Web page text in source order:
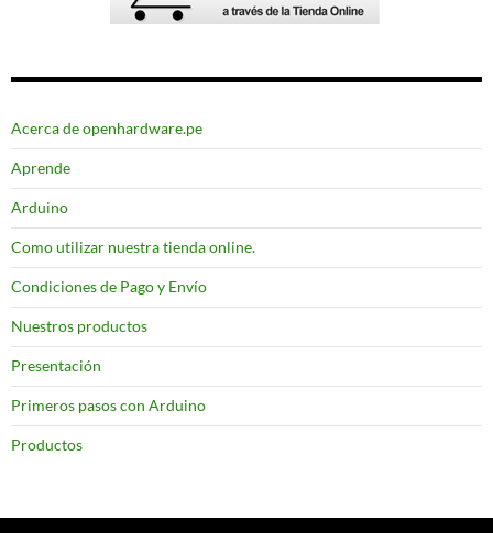
Acerca de openhardware.pe
Aprende
Arduino
Como utilizar nuestra tienda online.
Condiciones de Pago y Envío
Nuestros productos
Presentación
Primeros pasos con Arduino
Productos